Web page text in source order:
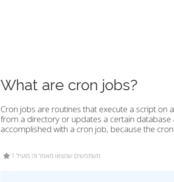
What are cron jobs?
Cron jobs are routines that execute a script on
from a directory or updates a certain
accomplished with a cron job, because the
1 משתמשים שמצאו מאמר זה מועיל